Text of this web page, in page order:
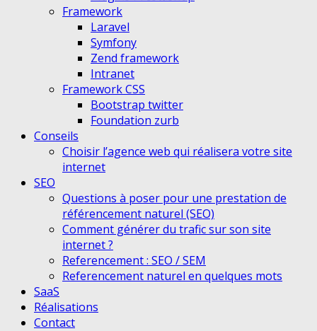
Framework
Laravel
Symfony
Zend framework
Intranet
Framework CSS
Bootstrap twitter
Foundation zurb
Conseils
Choisir l’agence web qui réalisera votre site
internet
SEO
Questions à poser pour une prestation de
référencement naturel (SEO)
Comment générer du trafic sur son site
internet ?
Referencement : SEO / SEM
Referencement naturel en quelques mots
SaaS
Réalisations
Contact